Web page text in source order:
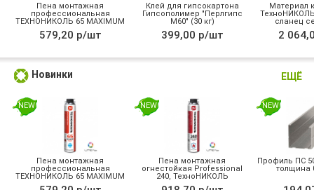
Пена монтажная
профессиональная
ТЕХНОНИКОЛЬ 65 MAXIMUM
зимняя
579,20 р/шт
Клей для гипсокартона
Гипсополимер "Перлгипс
М60" (30 кг)
399,00 р/шт
Материал
сланец
2
ЕЩЁ
Новинки
NEW
Пена монтажная
профессиональная
ТЕХНОНИКОЛЬ 65 MAXIMUM
зимняя
NEW
Пена монтажная
огнестойкая Professional
240, ТехноНИКОЛЬ
NEW
Профиль ПС
толщина